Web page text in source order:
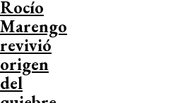
Rocío
Marengo
revivió
origen
del